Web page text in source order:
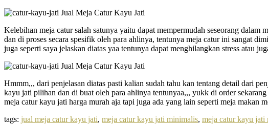
Kelebihan meja catur salah satunya yaitu dapat mempermudah seseorang
dan di proses secara spesifik oleh para ahlinya, tentunya meja catur ini sangat
juga seperti saya jelaskan diatas yaa tentunya dapat menghilangkan stress atau
Hmmm,,, dari penjelasan diatas pasti kalian sudah tahu kan tentang detail dari
kayu jati pilihan dan di buat oleh para ahlinya tentunyaa,,, yukk di order
meja catur kayu jati harga murah aja tapi juga ada yang lain seperti meja makan
tags: jual meja catur kayu jati, meja catur kayu jati minimalis, meja catur kayu jati